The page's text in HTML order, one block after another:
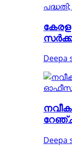
Deepa
Deepa